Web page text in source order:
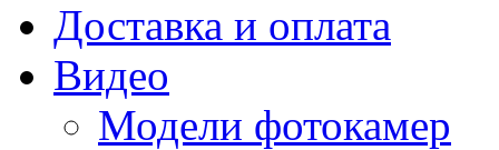
Доставка и оплата
Видео
Модели фотокамер